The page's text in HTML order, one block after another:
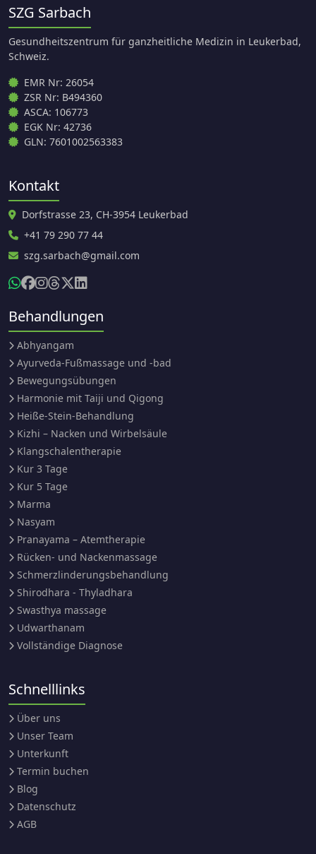
SZG Sarbach
Gesundheitszentrum für ganzheitliche Medizin in Leukerbad,
Schweiz.
EMR Nr: 26054
ZSR Nr: B494360
ASCA: 106773
EGK Nr: 42736
GLN: 7601002563383
Kontakt
Dorfstrasse 23, CH-3954 Leukerbad
+41 79 290 77 44
szg.sarbach@gmail.com
Behandlungen
Abhyangam
Ayurveda-Fußmassage und -bad
Bewegungsübungen
Harmonie mit Taiji und Qigong
Heiße-Stein-Behandlung
Kizhi – Nacken und Wirbelsäule
Klangschalentherapie
Kur 3 Tage
Kur 5 Tage
Marma
Nasyam
Pranayama – Atemtherapie
Rücken- und Nackenmassage
Schmerzlinderungsbehandlung
Shirodhara - Thyladhara
Swasthya massage
Udwarthanam
Vollständige Diagnose
Schnelllinks
Über uns
Unser Team
Unterkunft
Termin buchen
Blog
Datenschutz
AGB